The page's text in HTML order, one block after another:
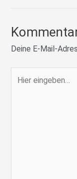
Deine E-Mail-
eingeben…